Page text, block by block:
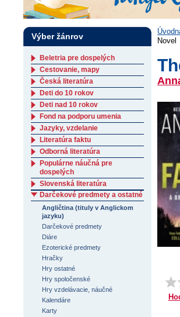
Novel
Výber žánrov
Beletria pre dospelých
Cestovanie, mapy
Česká literatúra
Deti do 10 rokov
Deti nad 10 rokov
Fond na podporu umenia
Jazyky, vzdelanie
Literatúra faktu
Odborná literatúra
Populárne náučná pre
dospelých
Slovenská literatúra
Darčekové predmety a ostatné
Angličtina (tituly v Anglickom
jazyku)
Darčekové predmety
Diáre
Ezoterické predmety
Hračky
Hry ostatné
Hry spoločenské
Hry vzdelávacie, náučné
Kalendáre
Karty